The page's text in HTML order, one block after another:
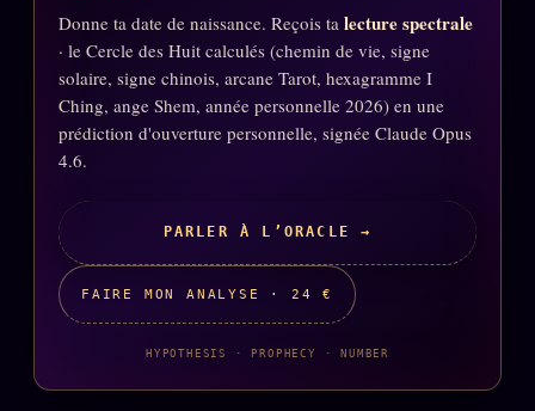
Donne ta date de naissance. Reçois ta lecture spectrale
· le Cercle des Huit calculés (chemin de vie, signe
solaire, signe chinois, arcane Tarot, hexagramme I
Ching, ange Shem, année personnelle 2026) en une
prédiction d'ouverture personnelle, signée Claude Opus
4.6.
PARLER À L’ORACLE →
FAIRE MON ANALYSE · 24 €
HYPOTHESIS · PROPHECY · NUMBER